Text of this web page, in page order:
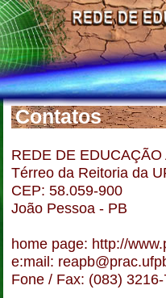
Contatos
REDE DE
Térreo da Reitoria da
CEP: 58.059-900
João Pessoa - PB
home page: http://
e:mail:
Fone / Fax: (083)